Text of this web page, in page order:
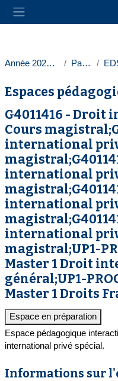
Passer au contenu principal
Panneau latéral
Année 2023-2024 Paris 1
Espaces
G4011416 -
Cours
international
international
international
international
magistral;UP1-
Master 1 Droit
général;UP1-
Master 1 Droits
Espace en préparation
Espace pédagogique
international privé spécial.
Informations sur